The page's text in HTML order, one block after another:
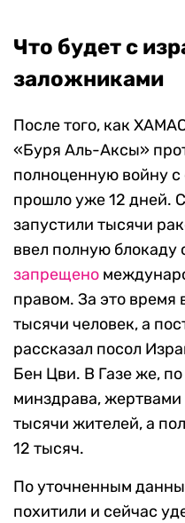
Что будет с
заложниками
После того, как
«Буря Аль-Аксы»
полноценную войну с
прошло уже 12 дней.
запустили тысячи
ввел полную блокаду
запрещено
правом. За это время
тысячи человек, а
рассказал посол
Бен Цви. В Газе же,
минздрава, жертвами
тысячи жителей, а
12 тысяч.
По уточненным
похитили и сейчас